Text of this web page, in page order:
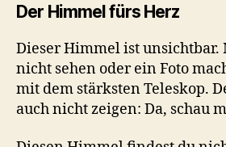
Der Himmel fürs Herz
Dieser Himmel ist
nicht sehen oder ein Foto
mit dem stärksten Teleskop.
auch nicht zeigen: Da, schau